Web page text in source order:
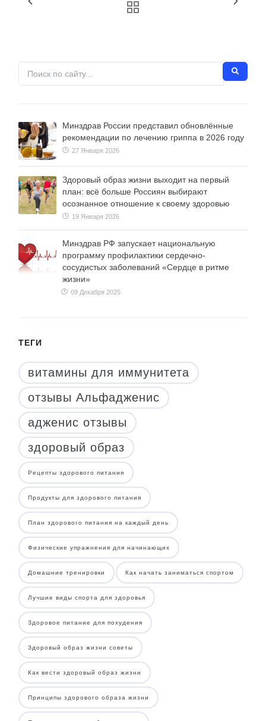
Минздрав России представил обновлённые
рекомендации по лечению гриппа в 2026 году
27 Января 2026
Здоровый образ жизни выходит на первый
план: всё больше Россиян выбирают
осознанное отношение к своему здоровью
19 Января 2026
Минздрав РФ запускает национальную
программу профилактики сердечно-
сосудистых заболеваний «Сердце в ритме
жизни»
09 Декабря 2025
ТЕГИ
витамины для иммунитета
отзывы Альфадженис
адженис отзывы
здоровый образ
Рецепты здорового питания
Продукты для здорового питания
План здорового питания на каждый день
Физические упражнения для начинающих
Домашние тренировки Как начать заниматься спортом
Лучшие виды спорта для здоровья
Здоровое питание для похудения
Здоровый образ жизни советы
Как вести здоровый образ жизни
Принципы здорового образа жизни